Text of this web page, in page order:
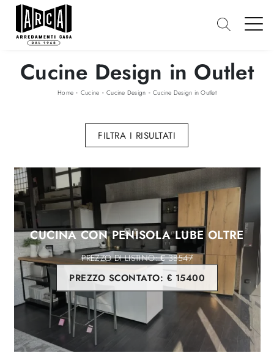
Cucine Design in Outlet
Home - Cucine -Cucine Design -Cucine Design in Outlet
FILTRA I RISULTATI
CUCINA CON PENISOLA LUBE OLTRE
€ 38547
PREZZO SCONTATO: € 15400